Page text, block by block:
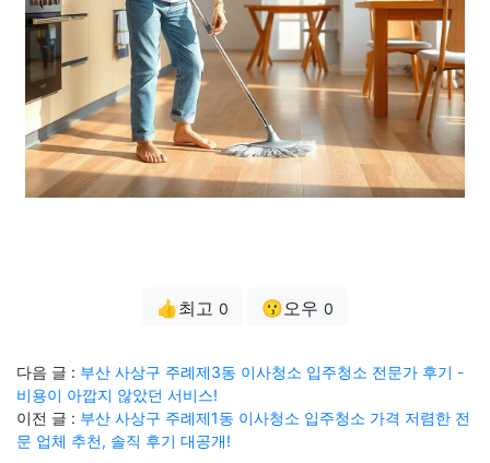
👍최고 0 😗오우 0
다음 글 : 부산 사상구 주례제3동 이사청소 입주청소 전문가 후기 -
비용이 아깝지 않았던 서비스!
이전 글 : 부산 사상구 주례제1동 이사청소 입주청소 가격 저렴한 전
문 업체 추천, 솔직 후기 대공개!